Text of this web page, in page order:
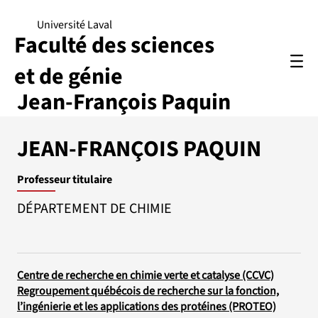
Jean-François Paquin
Université Laval
Faculté des sciences
et de génie
JEAN-FRANÇOIS PAQUIN
Professeur titulaire
DÉPARTEMENT DE CHIMIE
Centre de recherche en chimie verte et catalyse (CCVC)
Regroupement québécois de recherche sur la fonction,
l’ingénierie et les applications des protéines (PROTEO)